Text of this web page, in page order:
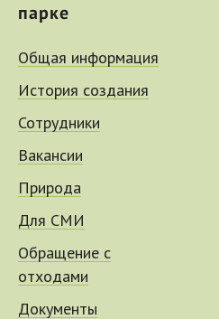
парке
Общая информация
История создания
Сотрудники
Вакансии
Природа
Для СМИ
Обращение с
отходами
Документы